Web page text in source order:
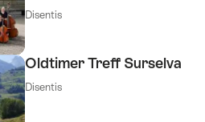
Disentis
Oldtimer Treff Surselva
Disentis